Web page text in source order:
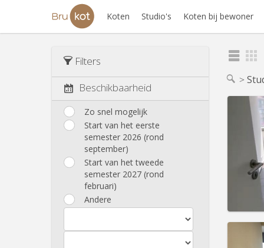
Koten Studio's Koten bij bewoner
Filters
Beschikbaarheid
Zo snel mogelijk
Start van het eerste
semester 2026 (rond
september)
Start van het tweede
semester 2027 (rond
februari)
Andere
Huur:
Duur: